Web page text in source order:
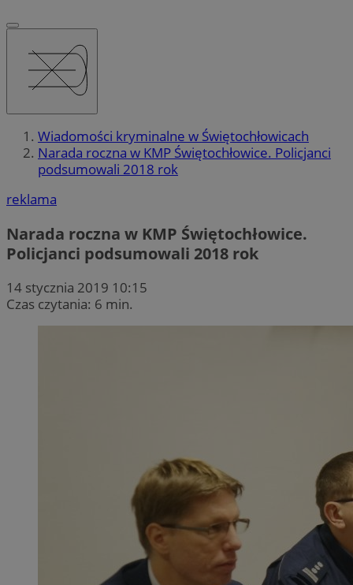
Wiadomości kryminalne w Świętochłowicach
Narada roczna w KMP Świętochłowice. Policjanci
podsumowali 2018 rok
reklama
Narada roczna w KMP Świętochłowice.
Policjanci podsumowali 2018 rok
14 stycznia 2019 10:15
Czas czytania: 6 min.